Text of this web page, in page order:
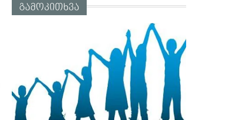
გამოკითხვა